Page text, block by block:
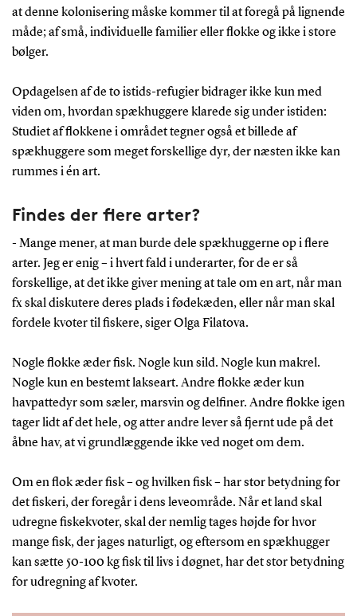
at denne kolonisering måske kommer til at foregå på lignende
måde; af små, individuelle familier eller flokke og ikke i store
bølger.
Opdagelsen af de to istids-refugier bidrager ikke kun med
viden om, hvordan spækhuggere klarede sig under istiden:
Studiet af flokkene i området tegner også et billede af
spækhuggere som meget forskellige dyr, der næsten ikke kan
rummes i én art.
Findes der flere arter?
- Mange mener, at man burde dele spækhuggerne op i flere
arter. Jeg er enig – i hvert fald i underarter, for de er så
forskellige, at det ikke giver mening at tale om en art, når man
fx skal diskutere deres plads i fødekæden, eller når man skal
fordele kvoter til fiskere, siger Olga Filatova.
Nogle flokke æder fisk. Nogle kun sild. Nogle kun makrel.
Nogle kun en bestemt lakseart. Andre flokke æder kun
havpattedyr som sæler, marsvin og delfiner. Andre flokke igen
tager lidt af det hele, og atter andre lever så fjernt ude på det
åbne hav, at vi grundlæggende ikke ved noget om dem.
Om en flok æder fisk – og hvilken fisk – har stor betydning for
det fiskeri, der foregår i dens leveområde. Når et land skal
udregne fiskekvoter, skal der nemlig tages højde for hvor
mange fisk, der jages naturligt, og eftersom en spækhugger
kan sætte 50-100 kg fisk til livs i døgnet, har det stor betydning
for udregning af kvoter.